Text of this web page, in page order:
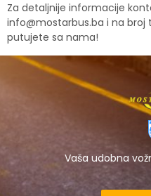
Za detaljnije informacije
info@mostarbus.ba i na broj
putujete sa nama!
Vaša udobna